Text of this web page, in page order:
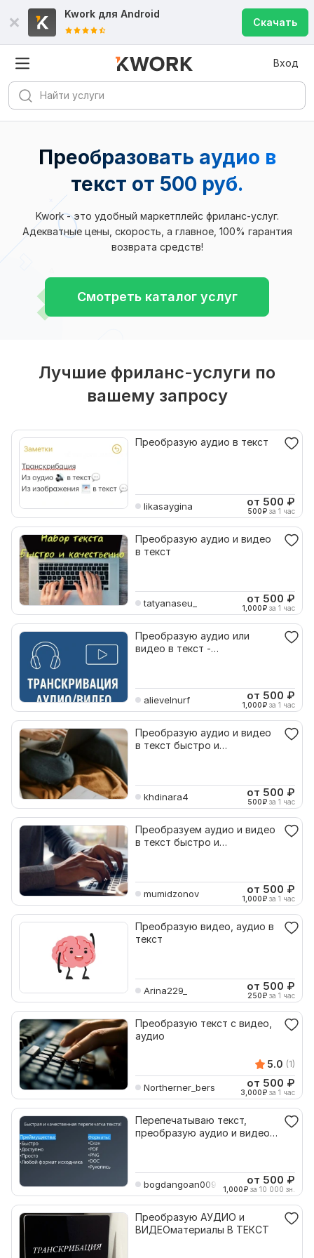
Kwork для Android
Скачать
Вход
Преобразовать аудио в
текст от 500 руб.
Kwork - это удобный маркетплейс фриланс-услуг.
Адекватные цены, скорость, а главное, 100% гарантия
возврата средств!
Смотреть каталог услуг
Лучшие фриланс-услуги по
вашему запросу
Преобразую аудио в текст
likasaygina от 500 ₽
500₽ за 1 час
Преобразую аудио и видео
в текст
tatyanaseu_ от 500 ₽
1,000₽ за 1 час
Преобразую аудио или
видео в текст -
alievelnurf от 500 ₽
1,000₽ за 1 час
Преобразую аудио и видео
в текст быстро и
khdinara4 от 500 ₽
500₽ за 1 час
Преобразуем аудио и видео
в текст быстро и
mumidzonov от 500 ₽
1,000₽ за 1 час
Преобразую видео, аудио в
текст
Arina229_ от 500 ₽
250₽ за 1 час
Преобразую текст с видео,
аудио
5.0 (1)
Northerner_bers от 500 ₽
3,000₽ за 1 час
Перепечатываю текст,
преобразую аудио и видео в
bogdangoan009 от 500 ₽
1,000₽ за 10 000 зн.
Преобразую АУДИО и
ВИДЕОматериалы В ТЕКСТ